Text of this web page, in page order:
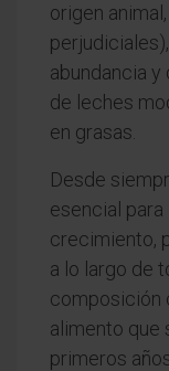
origen
abundancia y
de leches
en grasas.
Desde
esencial
crecimiento,
a lo largo de
composición
alimento que
primeros